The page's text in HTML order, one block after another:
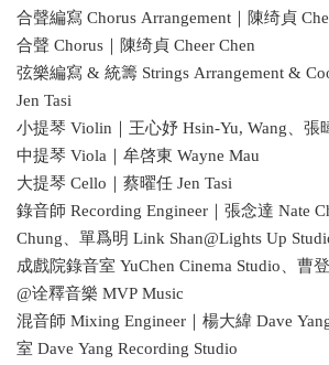
合聲編寫 Chorus Arrangement｜陳绮貞
合聲 Chorus｜陳绮貞 Cheer Chen
弦樂編寫 & 統籌 Strings Arrangement &
Jen Tasi
小提琴 Violin｜王心妤 Hsin-Yu, Wang、張
中提琴 Viola｜牟啓東 Wayne Mau
大提琴 Cello｜蔡曜任 Jen Tasi
錄音師 Recording Engineer｜張念達 Nate
Chung、單爲明 Link Shan@Lights Up
成戲院錄音室 YuChen Cinema Studio、曹
@诠釋音樂 MVP Music
混音師 Mixing Engineer｜楊大緯 Dave
室 Dave Yang Recording Studio